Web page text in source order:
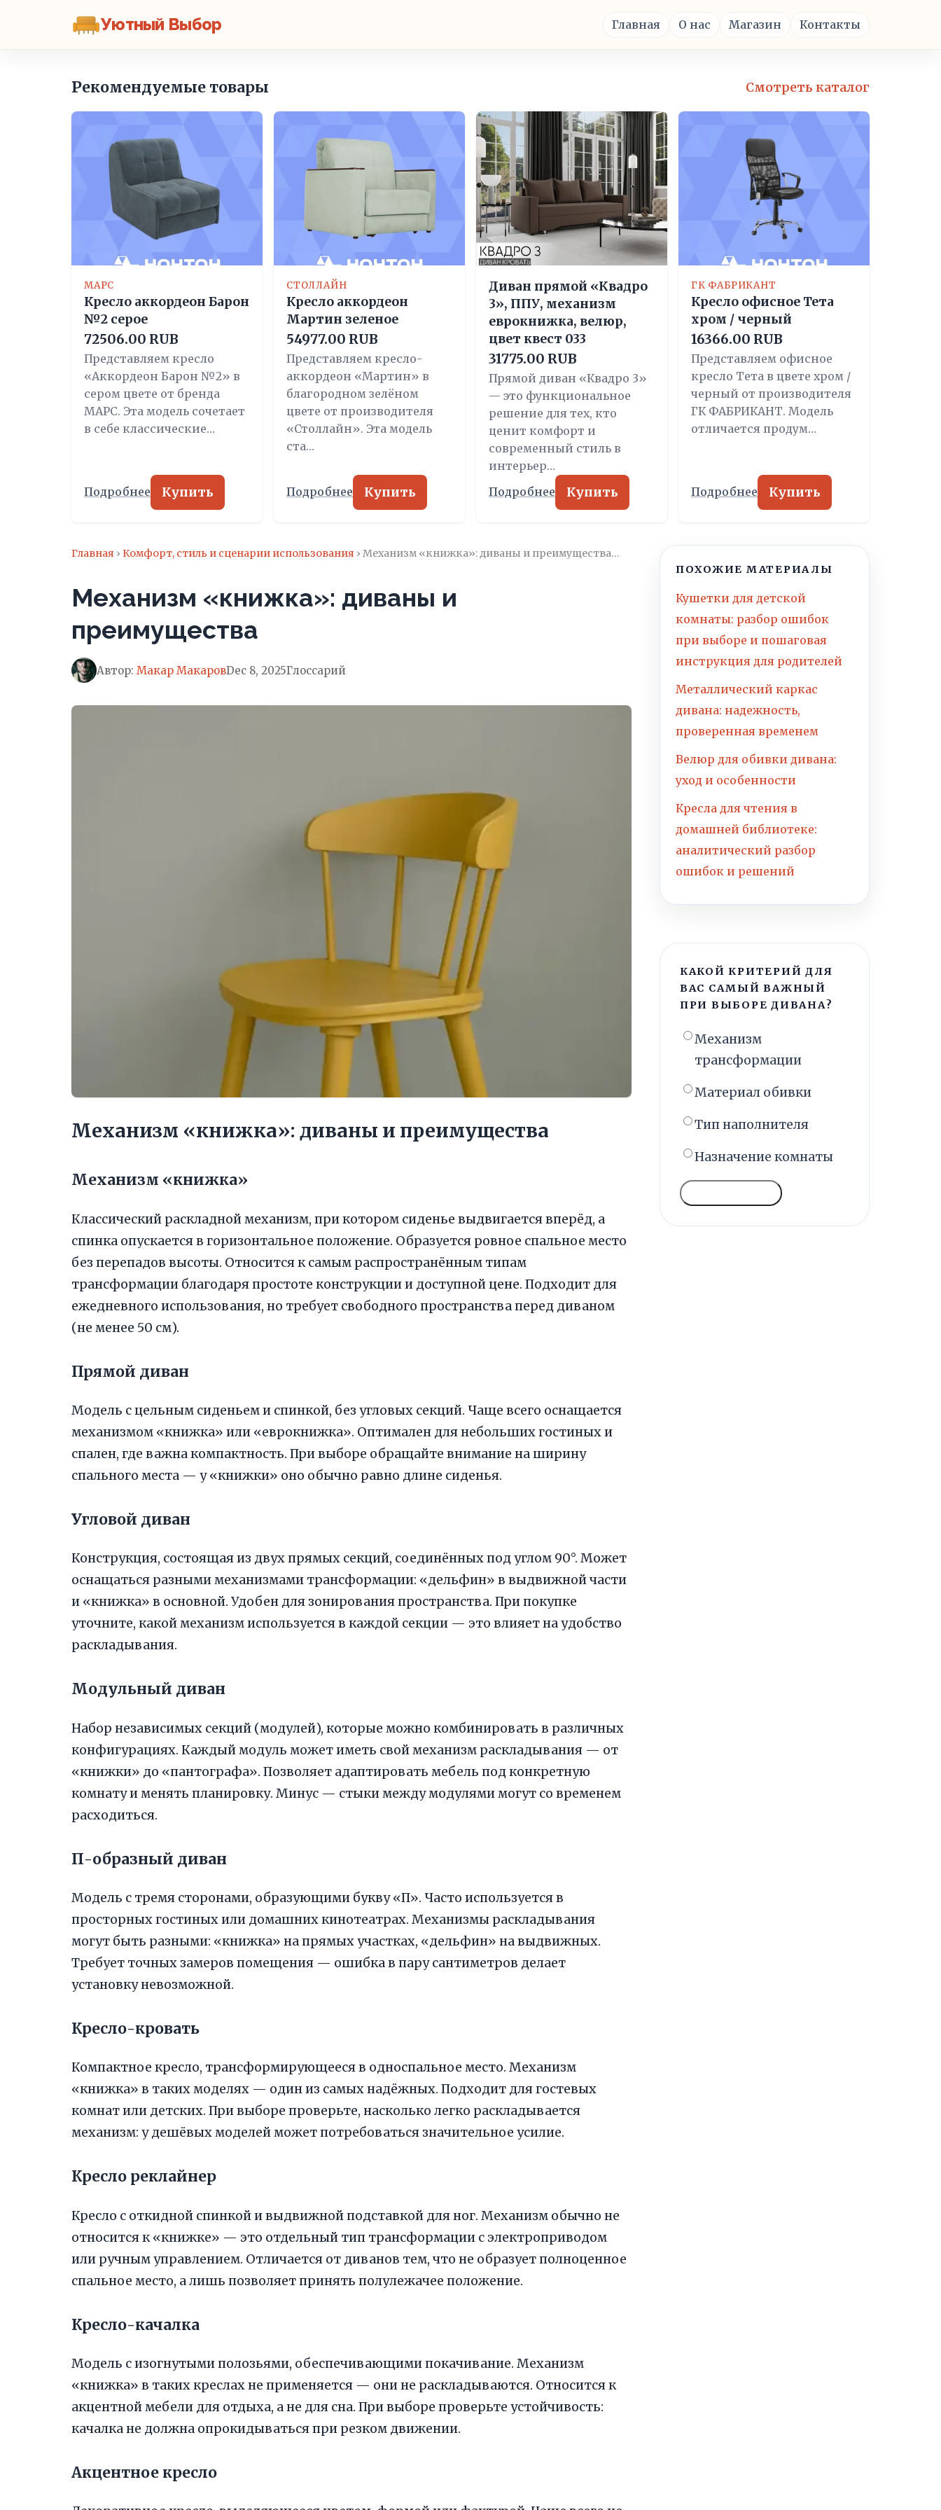
Уютный Выбор Главная О нас Магазин Контакты
Рекомендуемые товары Смотреть каталог
МАРС
Кресло аккордеон Барон
№2 серое
72506.00 RUB
Представляем кресло
«Аккордеон Барон №2» в
сером цвете от бренда
МАРС. Эта модель сочетает
в себе классические…
Подробнее Купить
СТОЛЛАЙН
Кресло аккордеон
Мартин зеленое
54977.00 RUB
Представляем кресло-
аккордеон «Мартин» в
благородном зелёном
цвете от производителя
«Столлайн». Эта модель
ста…
Подробнее Купить
Диван прямой «Квадро
3», ППУ, механизм
еврокнижка, велюр,
цвет квест 033
31775.00 RUB
Прямой диван «Квадро 3»
— это функциональное
решение для тех, кто
ценит комфорт и
современный стиль в
интерьер…
Подробнее Купить
ГК ФАБРИКАНТ
Кресло офисное Тета
хром / черный
16366.00 RUB
Представляем офисное
кресло Тета в цвете хром /
черный от производителя
ГК ФАБРИКАНТ. Модель
отличается продум…
Подробнее Купить
Главная › Комфорт, стиль и сценарии использования › Механизм «книжка»: диваны и преимущества…
Механизм «книжка»: диваны и
преимущества
Автор: Макар МакаровDec 8, 2025Глоссарий
Механизм «книжка»: диваны и преимущества
Механизм «книжка»
Классический раскладной механизм, при котором сиденье выдвигается вперёд, а
спинка опускается в горизонтальное положение. Образуется ровное спальное место
без перепадов высоты. Относится к самым распространённым типам
трансформации благодаря простоте конструкции и доступной цене. Подходит для
ежедневного использования, но требует свободного пространства перед диваном
(не менее 50 см).
Прямой диван
Модель с цельным сиденьем и спинкой, без угловых секций. Чаще всего оснащается
механизмом «книжка» или «еврокнижка». Оптимален для небольших гостиных и
спален, где важна компактность. При выборе обращайте внимание на ширину
спального места — у «книжки» оно обычно равно длине сиденья.
Угловой диван
Конструкция, состоящая из двух прямых секций, соединённых под углом 90°. Может
оснащаться разными механизмами трансформации: «дельфин» в выдвижной части
и «книжка» в основной. Удобен для зонирования пространства. При покупке
уточните, какой механизм используется в каждой секции — это влияет на удобство
раскладывания.
Модульный диван
Набор независимых секций (модулей), которые можно комбинировать в различных
конфигурациях. Каждый модуль может иметь свой механизм раскладывания — от
«книжки» до «пантографа». Позволяет адаптировать мебель под конкретную
комнату и менять планировку. Минус — стыки между модулями могут со временем
расходиться.
П-образный диван
Модель с тремя сторонами, образующими букву «П». Часто используется в
просторных гостиных или домашних кинотеатрах. Механизмы раскладывания
могут быть разными: «книжка» на прямых участках, «дельфин» на выдвижных.
Требует точных замеров помещения — ошибка в пару сантиметров делает
установку невозможной.
Кресло-кровать
Компактное кресло, трансформирующееся в односпальное место. Механизм
«книжка» в таких моделях — один из самых надёжных. Подходит для гостевых
комнат или детских. При выборе проверьте, насколько легко раскладывается
механизм: у дешёвых моделей может потребоваться значительное усилие.
Кресло реклайнер
Кресло с откидной спинкой и выдвижной подставкой для ног. Механизм обычно не
относится к «книжке» — это отдельный тип трансформации с электроприводом
или ручным управлением. Отличается от диванов тем, что не образует полноценное
спальное место, а лишь позволяет принять полулежачее положение.
Кресло-качалка
Модель с изогнутыми полозьями, обеспечивающими покачивание. Механизм
«книжка» в таких креслах не применяется — они не раскладываются. Относится к
акцентной мебели для отдыха, а не для сна. При выборе проверьте устойчивость:
качалка не должна опрокидываться при резком движении.
Акцентное кресло
ПОХОЖИЕ МАТЕРИАЛЫ
Кушетки для детской
комнаты: разбор ошибок
при выборе и пошаговая
инструкция для родителей
Металлический каркас
дивана: надежность,
проверенная временем
Велюр для обивки дивана:
уход и особенности
Кресла для чтения в
домашней библиотеке:
аналитический разбор
ошибок и решений
КАКОЙ КРИТЕРИЙ ДЛЯ
ВАС САМЫЙ ВАЖНЫЙ
ПРИ ВЫБОРЕ ДИВАНА?
Механизм
трансформации
Материал обивки
Тип наполнителя
Назначение комнаты